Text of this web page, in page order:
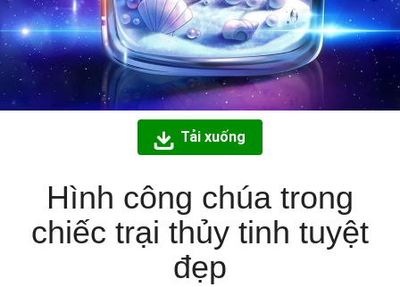
Tải xuống
Hình công chúa trong
chiếc trại thủy tinh tuyệt
đẹp